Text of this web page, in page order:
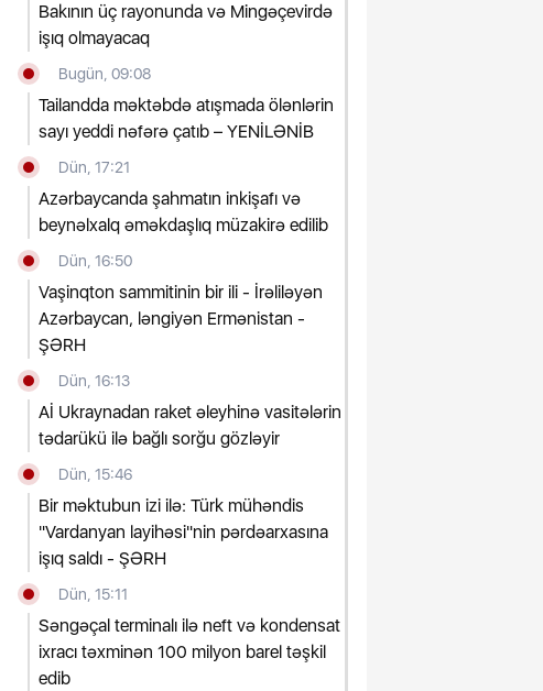
Bakının üç rayonunda və Mingəçevirdə
işıq olmayacaq
Bugün, 09:08
Tailandda məktəbdə atışmada ölənlərin
sayı yeddi nəfərə çatıb – YENİLƏNİB
Dün, 17:21
Azərbaycanda şahmatın inkişafı və
beynəlxalq əməkdaşlıq müzakirə edilib
Dün, 16:50
Vaşinqton sammitinin bir ili - İrəliləyən
Azərbaycan, ləngiyən Ermənistan -
ŞƏRH
Dün, 16:13
Aİ Ukraynadan raket əleyhinə vasitələrin
tədarükü ilə bağlı sorğu gözləyir
Dün, 15:46
Bir məktubun izi ilə: Türk mühəndis
"Vardanyan layihəsi"nin pərdəarxasına
işıq saldı - ŞƏRH
Dün, 15:11
Səngəçal terminalı ilə neft və kondensat
ixracı təxminən 100 milyon barel təşkil
edib